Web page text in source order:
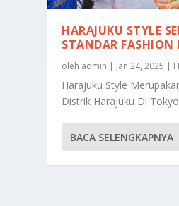
HARAJUKU STYLE
STANDAR FASHION
oleh admin | Jan 24, 2025 |
Harajuku Style
Distrik Harajuku Di
BACA SELENGKAPNYA